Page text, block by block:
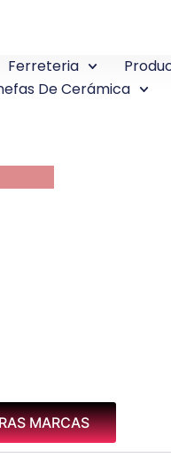
Ferreteria
De Cerámica
MARCAS